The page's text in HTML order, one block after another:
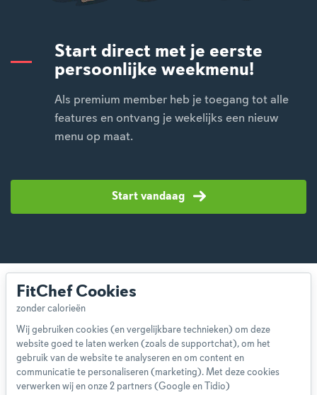
Start direct met je eerste
persoonlijke weekmenu!
Als premium member heb je toegang tot alle
features en ontvang je wekelijks een nieuw
menu op maat.
Start vandaag
Over ons
Team
App
FitChef Cookies
Wij gebruiken cookies (en vergelijkbare technieken) om deze
website goed te laten werken (zoals de supportchat), om het
gebruik van de website te analyseren en om content en
communicatie te personaliseren (marketing). Met deze cookies
verwerken wij en onze 2 partners (Google en Tidio)